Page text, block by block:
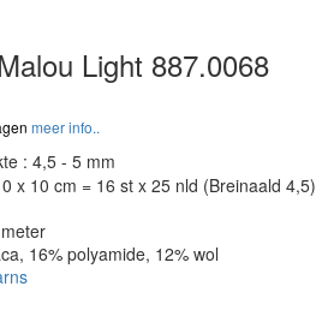
Light 887.0068
meer info..
: 4,5 - 5 mm
x 10 cm = 16 st x 25 nld (Breinaald 4,5)
16% polyamide, 12% wol